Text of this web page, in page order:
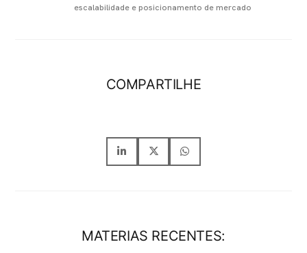
escalabilidade e posicionamento de mercado
COMPARTILHE
MATERIAS RECENTES: